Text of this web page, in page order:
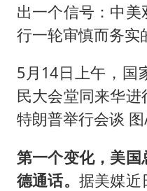
出一个信号：中
行一轮审慎而务实
5月14日上午，国
民大会堂同来华
特朗普举行会谈
第一个变化，美
德通话。 据美媒近